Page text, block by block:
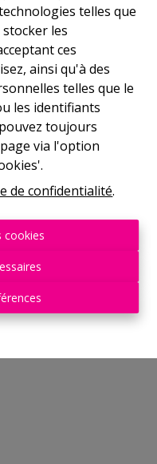
telles que
les
ces
ainsi qu'à des
telles que le
les identifiants
toujours
via l'option
de confidentialité.
cookies